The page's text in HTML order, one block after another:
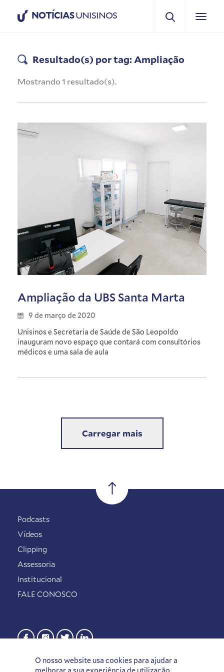
NOTÍCIASUNISINOS
Resultado(s) por tag: Ampliação
Mostrando 1 resultado(s).
Ampliação da UBS Santa Marta
9 de março de 2020
Unisinos e Secretaria de Saúde de São Leopoldo
inauguram novo espaço que contará com consultórios
médicos e uma sala de aula
Carregar mais
O nosso website usa cookies para ajudar a
Podcasts
Vídeos
Clipping
Assessoria
Institucional
FALE CONOSCO